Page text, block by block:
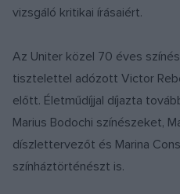
vizsgáló kritikai írásaiért.
Az Uniter közel 70 éves
tisztelettel adózott Victor
előtt. Életműdíjjal díjazta
Marius Bodochi színészeket,
díszlettervezőt és Marina
színháztörténészt is.